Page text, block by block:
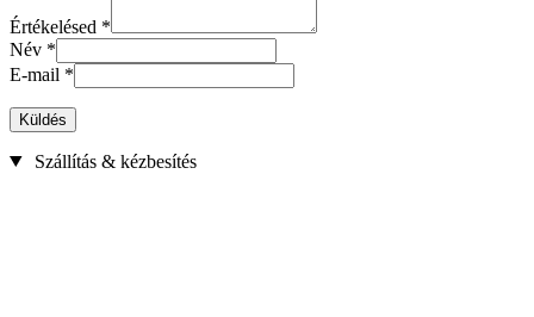
Értékelésed *
Név *
E-mail *
Küldés
Szállítás & kézbesítés